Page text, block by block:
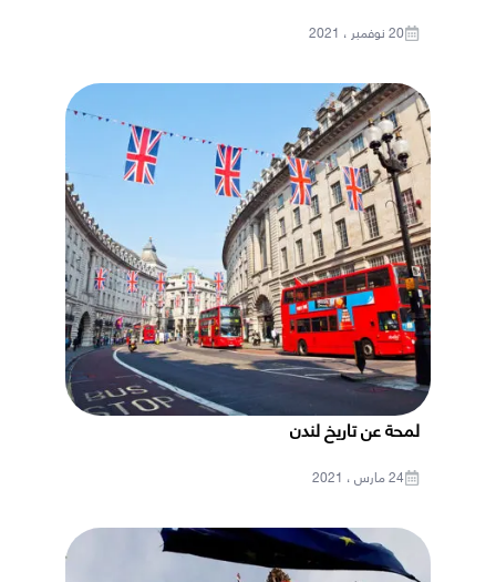
20 نوفمبر ، 2021
لمحة عن تاريخ لندن
24 مارس ، 2021